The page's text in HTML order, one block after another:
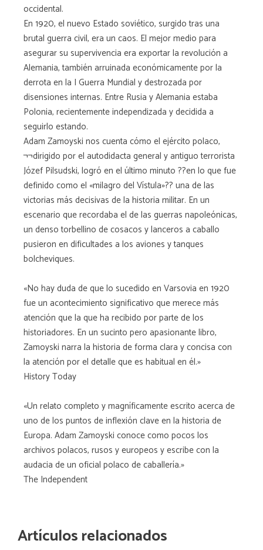
occidental.
En 1920, el nuevo Estado soviético, surgido tras una
brutal guerra civil, era un caos. El mejor medio para
asegurar su supervivencia era exportar la revolución a
Alemania, también arruinada económicamente por la
derrota en la I Guerra Mundial y destrozada por
disensiones internas. Entre Rusia y Alemania estaba
Polonia, recientemente independizada y decidida a
seguirlo estando.
Adam Zamoyski nos cuenta cómo el ejército polaco,
¬¬dirigido por el autodidacta general y antiguo terrorista
Józef Pilsudski, logró en el último minuto ??en lo que fue
definido como el «milagro del Vístula»?? una de las
victorias más decisivas de la historia militar. En un
escenario que recordaba el de las guerras napoleónicas,
un denso torbellino de cosacos y lanceros a caballo
pusieron en dificultades a los aviones y tanques
bolcheviques.
«No hay duda de que lo sucedido en Varsovia en 1920
fue un acontecimiento significativo que merece más
atención que la que ha recibido por parte de los
historiadores. En un sucinto pero apasionante libro,
Zamoyski narra la historia de forma clara y concisa con
la atención por el detalle que es habitual en él.»
History Today
«Un relato completo y magníficamente escrito acerca de
uno de los puntos de inflexión clave en la historia de
Europa. Adam Zamoyski conoce como pocos los
archivos polacos, rusos y europeos y escribe con la
audacia de un oficial polaco de caballería.»
The Independent
Artículos relacionados